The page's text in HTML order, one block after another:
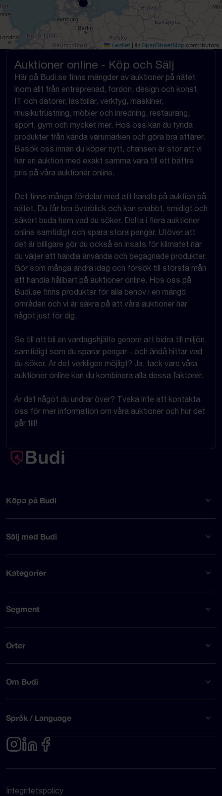
Leaflet © OpenStreetMap contributors
Auktioner online - Köp och Sälj
Här på Budi.se finns mängder av auktioner på nätet
inom allt från entreprenad, fordon, design och konst,
IT och datorer, lastbilar, verktyg, maskiner,
musikutrustning, möbler och inredning, restaurang,
sport, gym och mycket mer. Hos oss kan du fynda
produkter från kända varumärken och göra bra affärer.
Besök oss innan du köper nytt, chansen är stor att vi
har en auktion med exakt samma vara till ett bättre
pris på våra auktioner online.
Det finns många fördelar med att handla på auktion på
nätet. Du får bra överblick och kan snabbt, smidigt och
säkert buda hem vad du söker. Delta i flera auktioner
online samtidigt och spara stora pengar. Utöver att
det är billigare gör du också en insats för klimatet när
du väljer att handla använda och begagnade produkter.
Gör som många andra idag och försök till största mån
att handla hållbart på auktioner online. Hos oss på
Budi.se finns produkter för alla behov i en mängd
områden och vi är säkra på att våra auktioner har
något just för dig.
Se till att bli en vardagshjälte genom att bidra till miljön,
samtidigt som du sparar pengar - och ändå hittar vad
du söker. Är det verkligen möjligt? Ja, tack vare våra
auktioner online kan du kombinera alla dessa faktorer.
Är det något du undrar över? Tveka inte att kontakta
oss för mer information om våra auktioner och hur det
går till!
Köpa på Budi
Sälj med Budi
Kategorier
Segment
Orter
Om Budi
Språk / Language
Integritetspolicy